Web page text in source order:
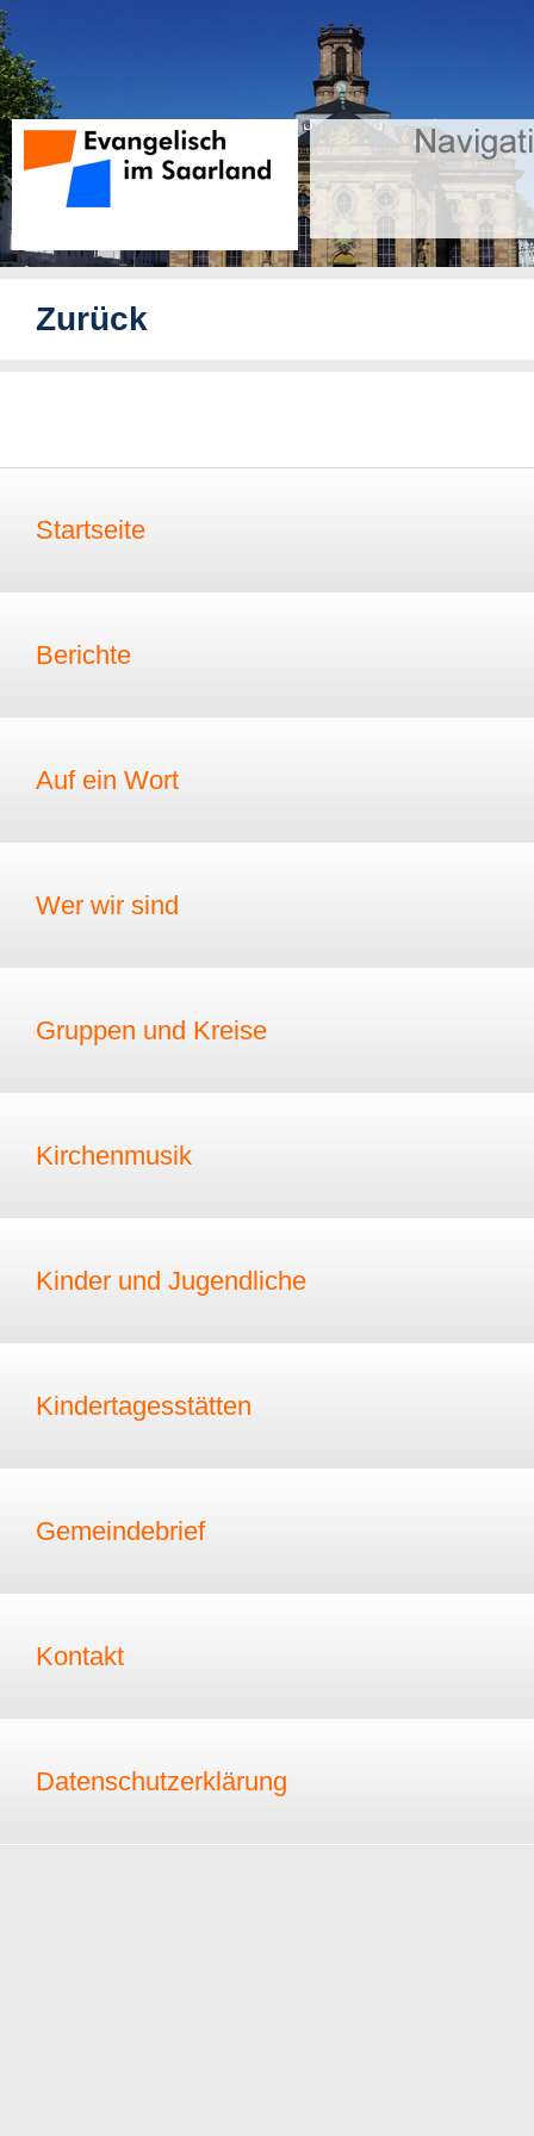
Zurück
Startseite
Berichte
Auf ein Wort
Wer wir sind
Gruppen und Kreise
Kirchenmusik
Kinder und Jugendliche
Kindertagesstätten
Gemeindebrief
Kontakt
Datenschutzerklärung